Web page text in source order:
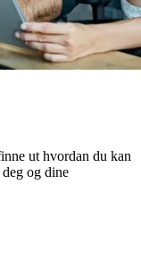
ut hvordan du kan
og dine